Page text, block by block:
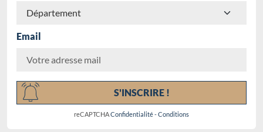
Email
S'INSCRIRE !
reCAPTCHAConfidentialité-Conditions